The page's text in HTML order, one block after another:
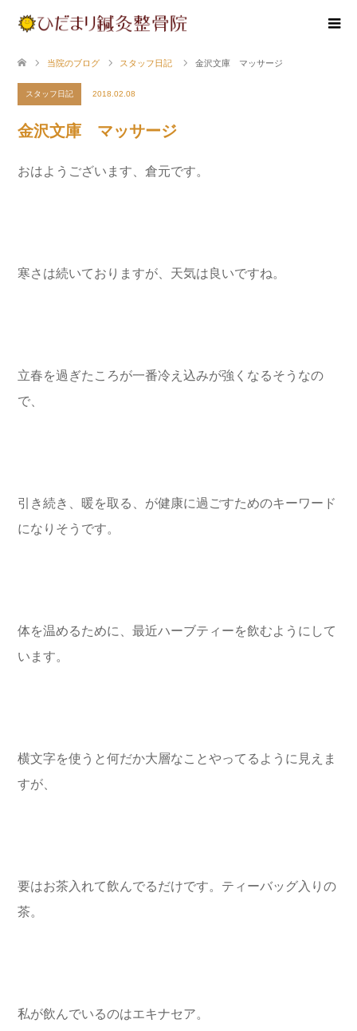
当院のブログ スタッフ日記 金沢文庫 マッサージ
スタッフ日記 2018.02.08
金沢文庫 マッサージ
おはようございます、倉元です。
寒さは続いておりますが、天気は良いですね。
立春を過ぎたころが一番冷え込みが強くなるそうなの
で、
引き続き、暖を取る、が健康に過ごすためのキーワード
になりそうです。
体を温めるために、最近ハーブティーを飲むようにして
います。
横文字を使うと何だか大層なことやってるように見えま
すが、
要はお茶入れて飲んでるだけです。ティーバッグ入りの
茶。
私が飲んでいるのはエキナセア。